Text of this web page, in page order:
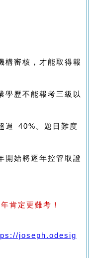
構審核，才能取得報
學歷不能報考三級以
過 40%。題目難度
開始將逐年控管取證
肯定更難考！
joseph.odesig